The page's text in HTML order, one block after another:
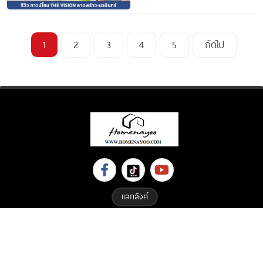
1 2 3 4 5 ถัดไป
แลกลิงค์